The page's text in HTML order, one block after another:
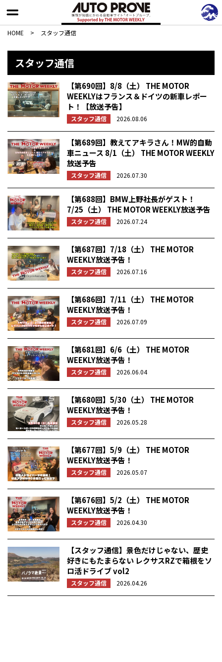
HOME > スタッフ通信
スタッフ通信
【第690回】8/8（土） THE MOTOR
WEEKLYはフランス＆ドイツの新車レポー
ト！【放送予告】
スタッフ通信 2026.08.06
【第689回】教えてアキラさん！MW的自動
車ニュース 8/1（土） THE MOTOR WEEKLY
放送予告
スタッフ通信 2026.07.30
【第688回】BMW上野社長がゲスト！
7/25（土） THE MOTOR WEEKLY放送予告
スタッフ通信 2026.07.24
【第687回】7/18（土） THE MOTOR
WEEKLY放送予告！
スタッフ通信 2026.07.16
【第686回】7/11（土） THE MOTOR
WEEKLY放送予告！
スタッフ通信 2026.07.09
【第681回】6/6（土） THE MOTOR
WEEKLY放送予告！
スタッフ通信 2026.06.04
【第680回】5/30（土） THE MOTOR
WEEKLY放送予告！
スタッフ通信 2026.05.28
【第677回】5/9（土） THE MOTOR
WEEKLY放送予告！
スタッフ通信 2026.05.07
【第676回】5/2（土） THE MOTOR
WEEKLY放送予告！
スタッフ通信 2026.04.30
【スタッフ通信】景色だけじゃない、歴史
好きにもたまらない レクサスRZで箱根をソ
ロ活ドライブ vol2
スタッフ通信 2026.04.26